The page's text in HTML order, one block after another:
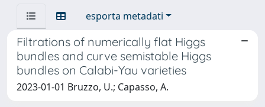
esporta metadati
Filtrations of numerically flat Higgs
bundles and curve semistable Higgs
bundles on Calabi-Yau varieties
2023-01-01 Bruzzo, U.; Capasso, A.